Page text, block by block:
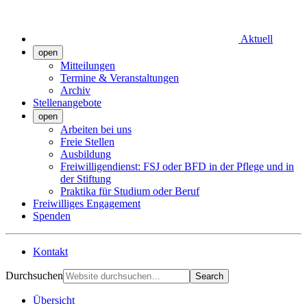
Aktuell
open
Mitteilungen
Termine & Veranstaltungen
Archiv
Stellenangebote
open
Arbeiten bei uns
Freie Stellen
Ausbildung
Freiwilligendienst: FSJ oder BFD in der Pflege und in
der Stiftung
Praktika für Studium oder Beruf
Freiwilliges Engagement
Spenden
Kontakt
Durchsuchen Search
Übersicht